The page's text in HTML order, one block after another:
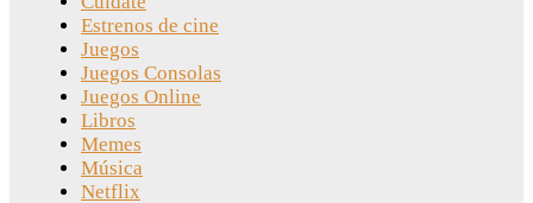
Estrenos de cine
Juegos
Juegos Consolas
Juegos Online
Libros
Memes
Música
Netflix